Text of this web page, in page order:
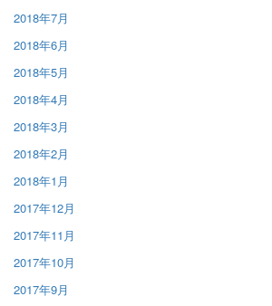
2018年7月
2018年6月
2018年5月
2018年4月
2018年3月
2018年2月
2018年1月
2017年12月
2017年11月
2017年10月
2017年9月